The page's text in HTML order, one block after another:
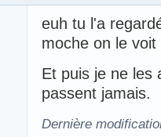
euh tu l'a
moche on le
Et puis je ne les
passent jamais.
Dernière